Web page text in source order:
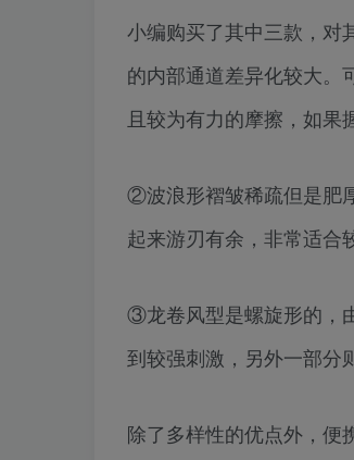
小编购买了其中三款，
的内部通道差异化较大
且较为有力的摩擦，如果
②波浪形褶皱稀疏但是肥
起来游刃有余，非常适合
③龙卷风型是螺旋形的，
到较强刺激，另外一部分
除了多样性的优点外，便